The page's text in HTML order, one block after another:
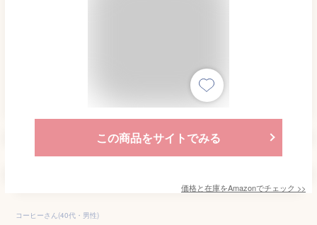
この商品をサイトでみる
価格と在庫をAmazonでチェック >>
コーヒーさん(40代・男性)